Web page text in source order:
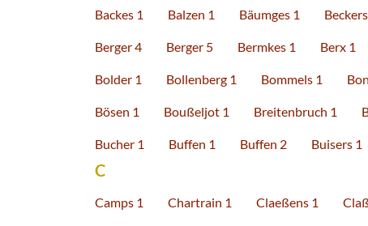
Backes 1 Balzen 1 Bäumges 1
Berger 4 Berger 5 Bermkes 1 Berx 1
Bolder 1 Bollenberg 1 Bommels 1
Bösen 1 Boußeljot 1 Breitenbruch 1
Bucher 1 Buffen 1 Buffen 2 Buisers 1
C
Camps 1 Chartrain 1 Claeßens 1